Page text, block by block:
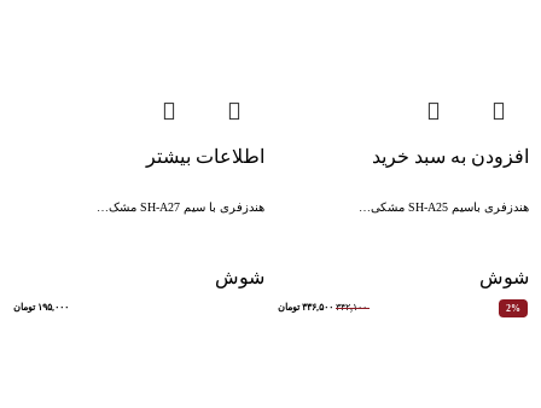
افزودن به سبد خرید
هندزفری باسیم SH-A25 مشکی…
شوش
2% ۳۴۲,۱۰۰ ۳۳۶,۵۰۰ تومان
اطلاعات بیشتر
هندزفری با سیم SH-A27 مشک…
شوش
۱۹۵,۰۰۰ تومان